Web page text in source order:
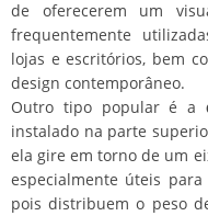
de oferecerem um
frequentemente
lojas e escritórios, bem
design contemporâneo.
Outro tipo popular é a
instalado na parte
ela gire em torno de um
especialmente úteis
pois distribuem o peso